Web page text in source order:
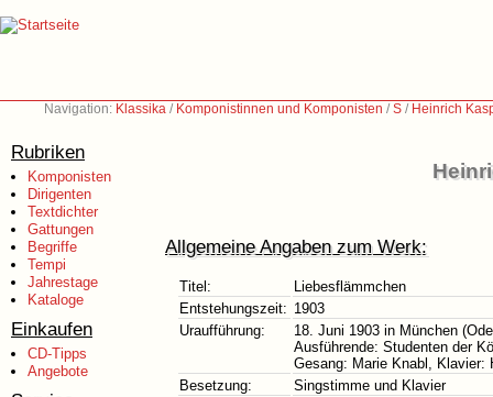
Navigation: Klassika / Komponistinnen und Komponisten /S / Heinrich
Rubriken
Komponisten
Dirigenten
Textdichter
Gattungen
Begriffe
Tempi
Jahrestage
Kataloge
Einkaufen
CD-Tipps
Angebote
Allgemeine Angaben zum Werk:
Titel:
Liebesflämmchen
Entstehungszeit: 1903
Uraufführung:
18. Juni 1903 in München
Ausführende: Studenten der
Gesang: Marie Knabl, Klavier:
Besetzung:
Singstimme und Klavier